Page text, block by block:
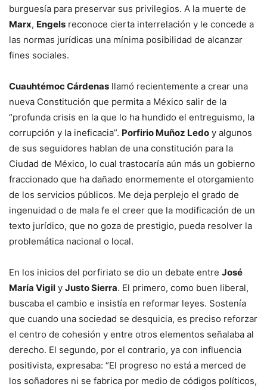
burguesía para preservar sus privilegios. A la muerte de
Marx, Engels reconoce cierta interrelación y le concede a
las normas jurídicas una mínima posibilidad de alcanzar
fines sociales.
Cuauhtémoc Cárdenas llamó recientemente a crear una
nueva Constitución que permita a México salir de la
“profunda crisis en la que lo ha hundido el entreguismo, la
corrupción y la ineficacia”. Porfirio Muñoz Ledo y algunos
de sus seguidores hablan de una constitución para la
Ciudad de México, lo cual trastocaría aún más un gobierno
fraccionado que ha dañado enormemente el otorgamiento
de los servicios públicos. Me deja perplejo el grado de
ingenuidad o de mala fe el creer que la modificación de un
texto jurídico, que no goza de prestigio, pueda resolver la
problemática nacional o local.
En los inicios del porfiriato se dio un debate entre José
María Vigil y Justo Sierra. El primero, como buen liberal,
buscaba el cambio e insistía en reformar leyes. Sostenía
que cuando una sociedad se desquicia, es preciso reforzar
el centro de cohesión y entre otros elementos señalaba al
derecho. El segundo, por el contrario, ya con influencia
positivista, expresaba: “El progreso no está a merced de
los soñadores ni se fabrica por medio de códigos políticos,